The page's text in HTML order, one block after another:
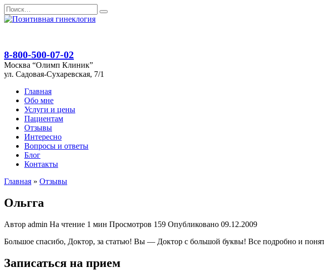
Перейти
к
Search
for:
8-800-500-07-02
Москва “Олимп Клиник”
ул. Садовая-Сухаревская, 7/1
Главная
Обо мне
Услуги и цены
Пациентам
Отзывы
Интересно
Вопросы и ответы
Блог
Контакты
Главная » Отзывы
Ольгга
Автор admin На чтение 1 мин Просмотров 159 Опубликовано 09.12.2009
Большое спасибо, Доктор, за статью! Вы — Доктор с большой буквы! Все подробно и
Записаться на прием